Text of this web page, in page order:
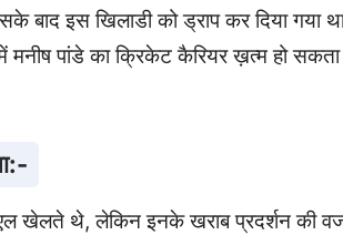
इस खिलाडी को ड्राप कर दिया गया
पांडे का क्रिकेट कैरियर ख़त्म हो
खेलते थे, लेकिन इनके खराब प्रदर्शन की